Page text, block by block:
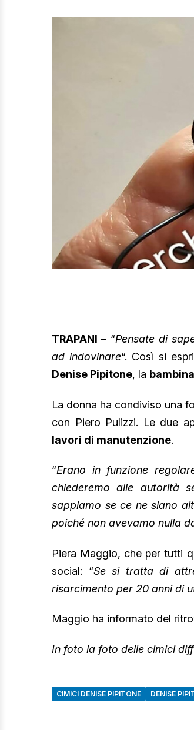
TRAPANI –“Pensate di
ad indovinare“. Così si
Denise Pipitone, la
La donna ha condiviso una
con Piero Pulizzi. Le due
lavori di manutenzione.
“Erano in funzione
chiederemo alle autorità
sappiamo se ce ne siano
poiché non avevamo nulla
Piera Maggio, che per tutti
social: “Se si tratta di
risarcimento per 20 anni di
Maggio ha informato del
In foto la foto delle cimici
CIMICI DENISE PIPITONE DENISE